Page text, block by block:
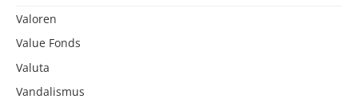
Valoren
Value Fonds
Valuta
Vandalismus